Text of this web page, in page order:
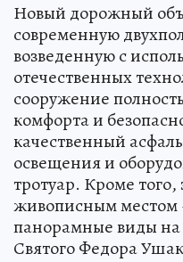
Новый дорожный
современную
возведенную с
отечественных
сооружение
комфорта и
качественный
освещения и
тротуар. Кроме того,
живописным местом
панорамные виды
Святого Федора